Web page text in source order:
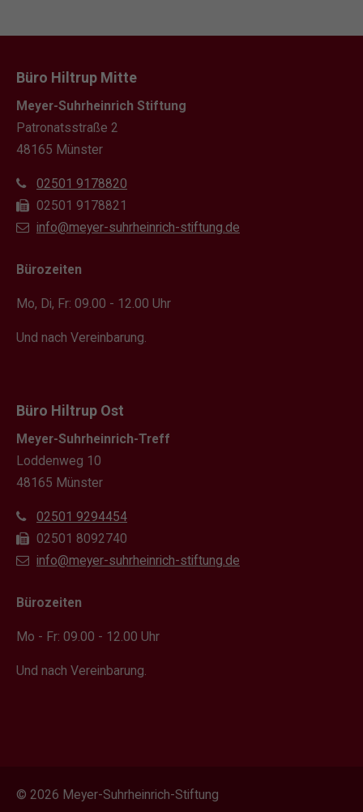
Büro Hiltrup Mitte
Meyer-Suhrheinrich Stiftung
Patronatsstraße 2
48165 Münster
02501 9178820
02501 9178821
info@meyer-suhrheinrich-stiftung.de
Bürozeiten
Mo, Di, Fr: 09.00 - 12.00 Uhr
Und nach Vereinbarung.
Büro Hiltrup Ost
Meyer-Suhrheinrich-Treff
Loddenweg 10
48165 Münster
02501 9294454
02501 8092740
info@meyer-suhrheinrich-stiftung.de
Bürozeiten
Mo - Fr: 09.00 - 12.00 Uhr
Und nach Vereinbarung.
© 2026 Meyer-Suhrheinrich-Stiftung